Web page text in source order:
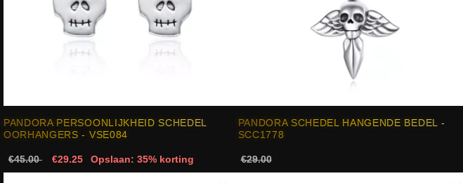
PANDORA PERSOONLIJKHEID SCHEDEL
OORHANGERS - VSE084
€45.00 €29.25 Opslaan: 35% korting
PANDORA SCHEDEL HANGENDE BEDEL -
SCC1778
€29.00